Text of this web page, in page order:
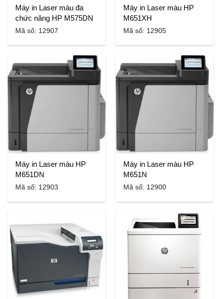
Máy in Laser màu đa
chức năng HP M575DN
Mã số: 12907
Máy in Laser màu HP
M651XH
Mã số: 12905
Máy in Laser màu HP
M651DN
Mã số: 12903
Máy in Laser màu HP
M651N
Mã số: 12900